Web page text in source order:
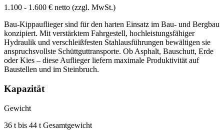
1.100 - 1.600 € netto (zzgl. MwSt.)
Bau-Kippauflieger sind für den harten Einsatz im Bau- und Bergbau
konzipiert. Mit verstärktem Fahrgestell, hochleistungsfähiger
Hydraulik und verschleißfesten Stahlausführungen bewältigen sie
anspruchsvollste Schüttguttransporte. Ob Asphalt, Bauschutt, Erde
oder Kies – diese Auflieger liefern maximale Produktivität auf
Baustellen und im Steinbruch.
Kapazität
Gewicht
36 t bis 44 t Gesamtgewicht